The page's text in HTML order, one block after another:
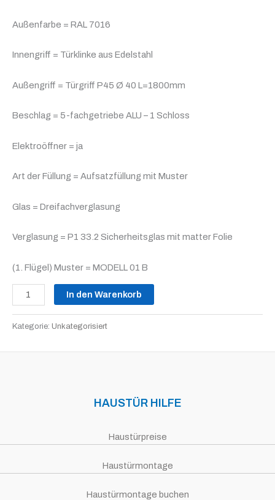
Außenfarbe = RAL 7016
Innengriff = Türklinke aus Edelstahl
Außengriff = Türgriff P45 Ø 40 L=1800mm
Beschlag = 5-fachgetriebe ALU – 1 Schloss
Elektroöffner = ja
Art der Füllung = Aufsatzfüllung mit Muster
Glas = Dreifachverglasung
Verglasung = P1 33.2 Sicherheitsglas mit matter Folie
(1. Flügel) Muster = MODELL 01 B
In den Warenkorb
Kategorie: Unkategorisiert
HAUSTÜR HILFE
Haustürpreise
Haustürmontage
Haustürmontage buchen